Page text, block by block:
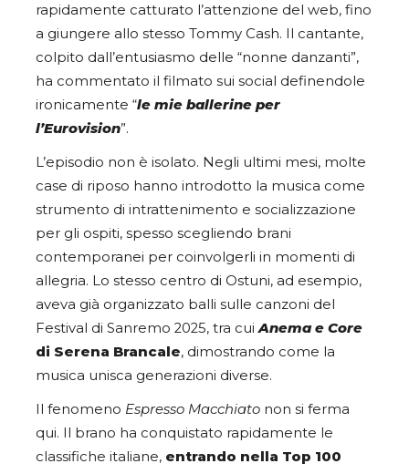
rapidamente catturato l’attenzione del web, fino
a giungere allo stesso Tommy Cash. Il cantante,
colpito dall’entusiasmo delle “nonne danzanti”,
ha commentato il filmato sui social definendole
ironicamente “le mie ballerine per
l’Eurovision”.
L’episodio non è isolato. Negli ultimi mesi, molte
case di riposo hanno introdotto la musica come
strumento di intrattenimento e socializzazione
per gli ospiti, spesso scegliendo brani
contemporanei per coinvolgerli in momenti di
allegria. Lo stesso centro di Ostuni, ad esempio,
aveva già organizzato balli sulle canzoni del
Festival di Sanremo 2025, tra cui Anema e Core
di Serena Brancale, dimostrando come la
musica unisca generazioni diverse.
Il fenomeno Espresso Macchiato non si ferma
qui. Il brano ha conquistato rapidamente le
classifiche italiane, entrando nella Top 100